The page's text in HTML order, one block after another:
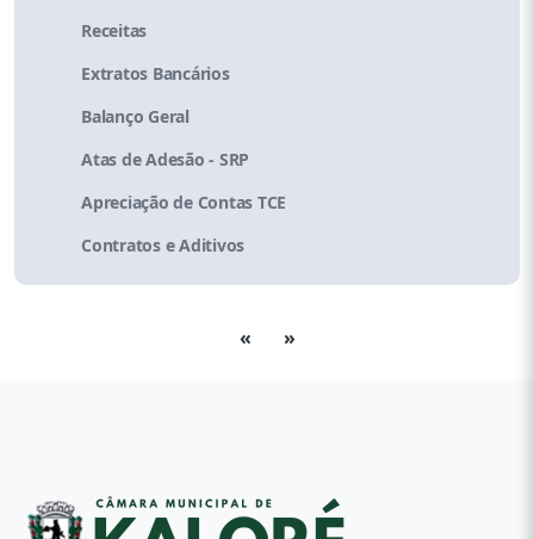
Receitas
Extratos Bancários
Balanço Geral
Atas de Adesão - SRP
Apreciação de Contas TCE
Contratos e Aditivos
« »